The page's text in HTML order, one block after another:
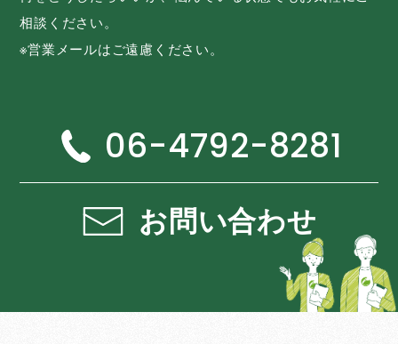
相談ください。
※営業メールはご遠慮ください。
06-4792-8281
お問い合わせ